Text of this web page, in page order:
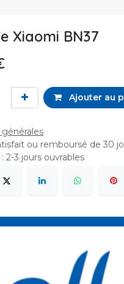
Xiaomi BN37
Ajouter au
ou remboursé de 30
2-3 jours ouvrables